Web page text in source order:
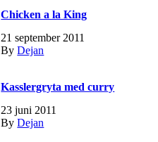
Chicken a la King
21 september 2011
By Dejan
Kasslergryta med curry
23 juni 2011
By Dejan